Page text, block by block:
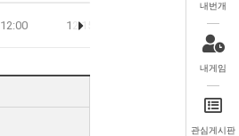
12:00 12:15 12:45
내번개
내게임
관심게시판